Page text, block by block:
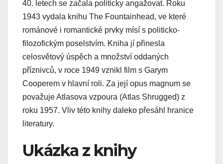
40. letech se začala politicky angažovat. Roku
1943 vydala knihu The Fountainhead, ve které
románové i romantické prvky mísí s politicko-
filozofickým poselstvím. Kniha jí přinesla
celosvětový úspěch a množství oddaných
příznivců, v roce 1949 vznikl film s Garym
Cooperem v hlavní roli. Za její opus magnum se
považuje Atlasova vzpoura (Atlas Shrugged) z
roku 1957. Vliv této knihy daleko přesáhl hranice
literatury.
Ukázka z knihy